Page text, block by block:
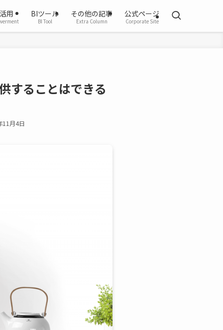
用 BIツール
BI Tool
その他の記事
Extra Column
公式ページ
Corporate Site
することはできる
11月4日